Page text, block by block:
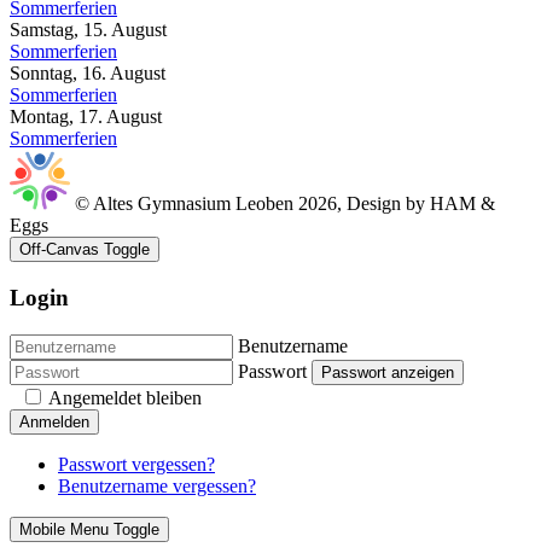
Sommerferien
Samstag, 15. August
Sommerferien
Sonntag, 16. August
Sommerferien
Montag, 17. August
Sommerferien
© Altes Gymnasium Leoben 2026, Design by HAM &
Eggs
Off-Canvas Toggle
Login
Benutzername
Passwort
Passwort anzeigen
Angemeldet bleiben
Anmelden
Passwort vergessen?
Benutzername vergessen?
Mobile Menu Toggle